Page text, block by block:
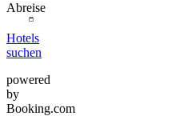
Abreise
Hotels
suchen
powered
by
Booking.com